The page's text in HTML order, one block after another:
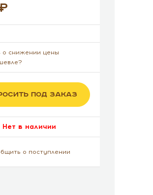
о снижении цены
ПОД ЗАКАЗ
Нет в наличии
о поступлении